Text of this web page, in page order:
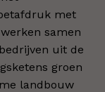
met
samen
uit de
groen
landbouw